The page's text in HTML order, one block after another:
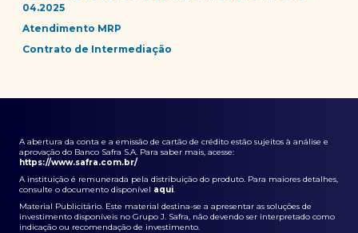
04.2025
Atendimento MRP
Contrato de Intermediação
A abertura da conta e a emissão de cartão de crédito estão sujeitos à análise e
aprovação do Banco Safra S.A. Para saber mais, acesse:
https://www.safra.com.br/
A instituição é remunerada pela distribuição do produto. Para maiores detalhes,
consulte o documento disponível aqui.
Material Publicitário. Este material destina-se a apresentar as soluções de
investimento disponíveis no Grupo J. Safra, não devendo ser interpretado como
indicação ou recomendação de investimento.